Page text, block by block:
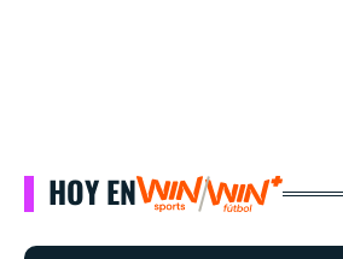
HOY EN